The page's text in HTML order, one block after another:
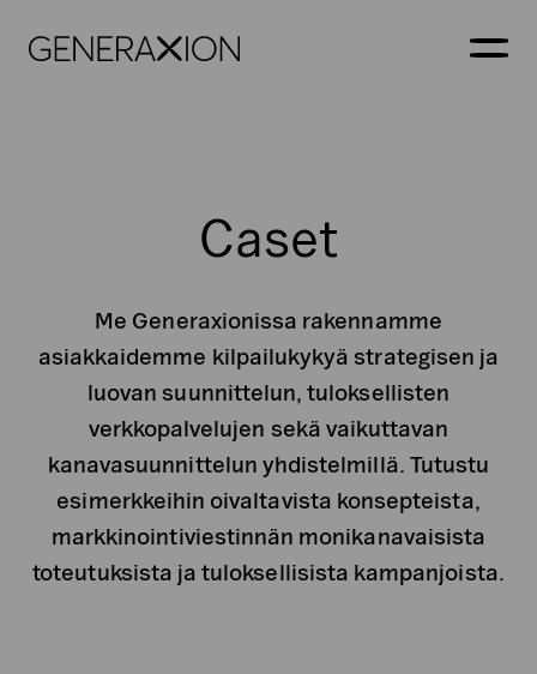
Generaxion
Caset
Me Generaxionissa rakennamme
asiakkaidemme kilpailukykyä strategisen ja
luovan suunnittelun, tuloksellisten
verkkopalvelujen sekä vaikuttavan
kanavasuunnittelun yhdistelmillä. Tutustu
esimerkkeihin oivaltavista konsepteista,
markkinointiviestinnän monikanavaisista
toteutuksista ja tuloksellisista kampanjoista.